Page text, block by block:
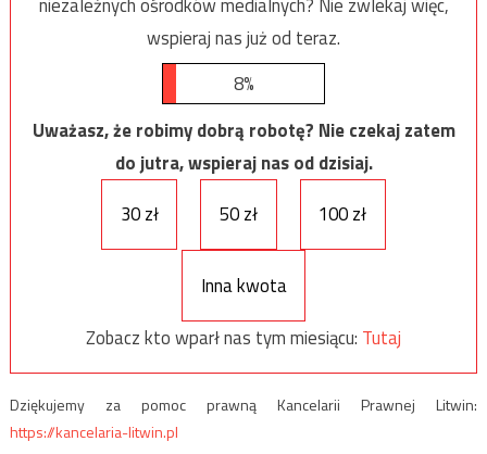
wspieraj nas już od teraz.
8%
Uważasz, że robimy dobrą robotę? Nie czekaj zatem
do jutra, wspieraj nas od dzisiaj.
30 zł
50 zł 100 zł
Inna kwota
Zobacz kto wparł nas tym miesiącu: Tutaj
Dziękujemy za pomoc prawną Kancelarii Prawnej Litwin:
https://kancelaria-litwin.pl